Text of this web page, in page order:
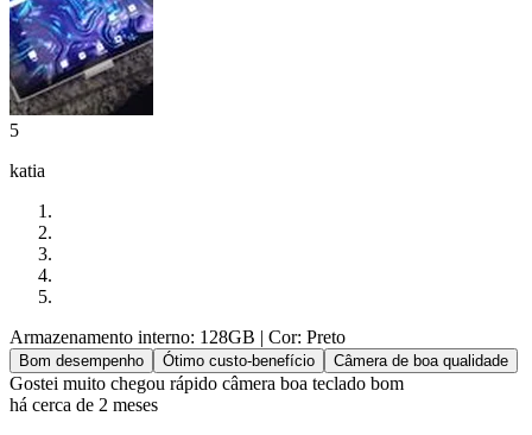
5
katia
Armazenamento interno: 128GB | Cor: Preto
Bom desempenho Ótimo custo-benefício Câmera de boa qualidade
Gostei muito chegou rápido câmera boa teclado bom
há cerca de 2 meses